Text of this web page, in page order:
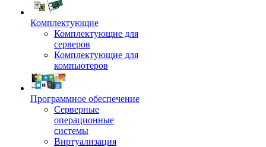
Комплектующие
Комплектующие для
серверов
Комплектующие для
компьютеров
Программное обеспечение
Серверные
операционные
системы
Виртуализация